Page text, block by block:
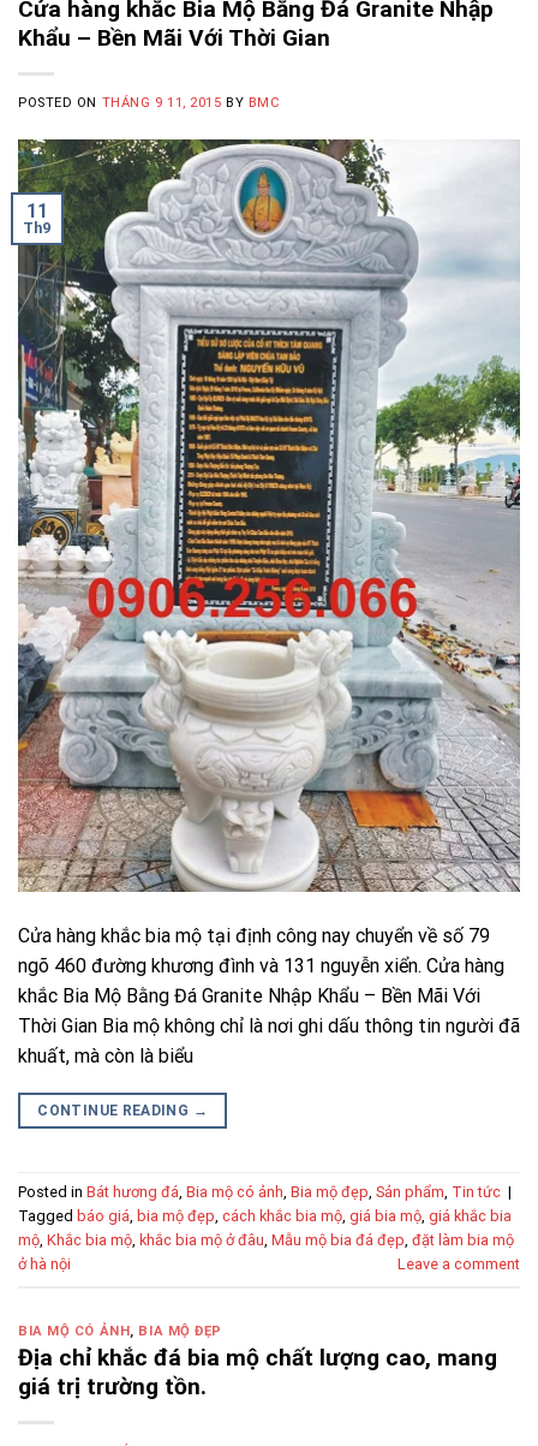
Cửa hàng khắc Bia Mộ Bằng Đá Granite Nhập
Khẩu – Bền Mãi Với Thời Gian
POSTED ON THÁNG 9 11, 2015 BY BMC
11
Th9
Cửa hàng khắc bia mộ tại định công nay chuyển về số 79
ngõ 460 đường khương đình và 131 nguyễn xiển. Cửa hàng
khắc Bia Mộ Bằng Đá Granite Nhập Khẩu – Bền Mãi Với
Thời Gian Bia mộ không chỉ là nơi ghi dấu thông tin người đã
khuất, mà còn là biểu
CONTINUE READING →
Posted in Bát hương đá, Bia mộ có ảnh, Bia mộ đẹp, Sản phẩm, Tin tức |
Tagged báo giá, bia mộ đẹp, cách khắc bia mộ, giá bia mộ, giá khắc bia
mộ, Khắc bia mộ, khắc bia mộ ở đâu, Mẫu mộ bia đá đẹp, đặt làm bia mộ
ở hà nội
Leave a comment
BIA MỘ CÓ ẢNH, BIA MỘ ĐẸP
Địa chỉ khắc đá bia mộ chất lượng cao, mang
giá trị trường tồn.